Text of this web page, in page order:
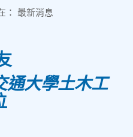
： 最新消息
通大學土木工